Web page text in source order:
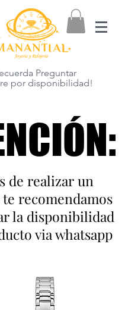
Preguntar
por disponibilidad!
de realizar un
recomendamos
la disponibilidad
via whatsapp